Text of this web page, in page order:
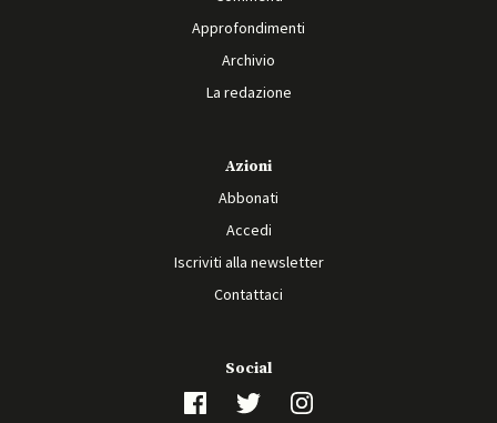
Approfondimenti
Archivio
La redazione
Azioni
Abbonati
Accedi
Iscriviti alla newsletter
Contattaci
Social